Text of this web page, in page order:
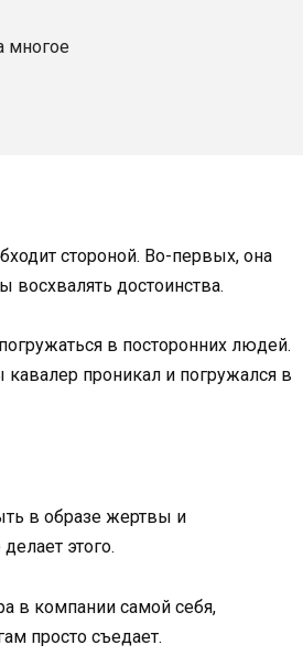
многое
стороной. Во-первых, она
восхвалять достоинства.
в посторонних людей.
проникал и погружался в
в образе жертвы и
этого.
в компании самой себя,
просто съедает.